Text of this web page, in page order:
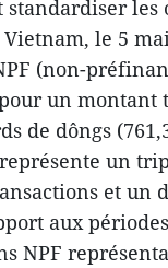
les
le 5
(non-
un montant
de dôngs
un
et un
aux
NPF